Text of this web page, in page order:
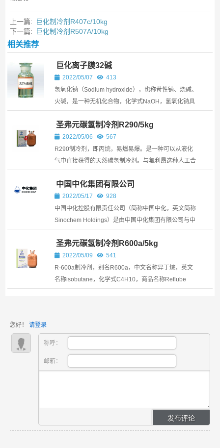
上一篇:
巨化制冷剂R407c/10kg
下一篇:
巨化制冷剂R507A/10kg
相关推荐
巨化离子膜32碱
2022/05/07
413
氢氧化钠（Sodium hydroxide），也称苛性钠、烧碱、
火碱，是一种无机化合物，化学式NaOH，氢氧化钠具
沉淀剂、沉淀掩蔽剂、显色剂、皂化剂、去皮剂、洗涤
剂等，用途非常广泛。
圣弗元碳氢制冷剂R290/5kg
2022/05/06
567
R290制冷剂，即丙烷，易燃易爆。是一种可以从液化
气中直接获得的天然碳氢制冷剂。与氟利昂这种人工合
子，因而ODP值为零，对臭氧层不具有破坏作用。此
外，与同样对臭氧层无破坏作用的HFC物质相比，
R290的GWP值接近0，对温室效应没有影响。
中国中化集团有限公司
2022/05/17
928
中国中化控股有限责任公司（简称中国中化，英文简称
Sinochem Holdings）是由中国中化集团有限公司与中
管的国有重要骨干企业，员工22万人。 重组完成后，
中...
圣弗元碳氢制冷剂R600a/5kg
2022/05/09
541
R-600a制冷剂，别名R600a，中文名称异丁烷，英文
名称isobutane，化学式C4H10，商品名称Reflube
您好！ 请登录
称呼：
邮箱：